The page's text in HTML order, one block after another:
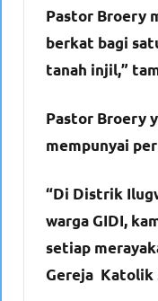
Pastor Broery
berkat bagi
tanah injil,”
Pastor Broery
mempunyai
“Di Distrik
warga GIDI,
setiap
Gereja Katolik